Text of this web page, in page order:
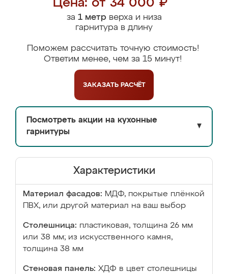
Цена: от 34 000 ₽
за 1 метрверха и низа
гарнитура в длину
Поможем рассчитать точную стоимость!
Ответим менее, чем за 15 минут!
ЗАКАЗАТЬ РАСЧЁТ
Посмотреть акции на кухонные
гарнитуры
▼
Характеристики
Материал фасадов: МДФ, покрытые плёнкой
ПВХ, или другой материал на ваш выбор
Столешница: пластиковая, толщина 26 мм
или 38 мм; из искусственного камня,
толщина 38 мм
Стеновая панель: ХДФ в цвет столешницы